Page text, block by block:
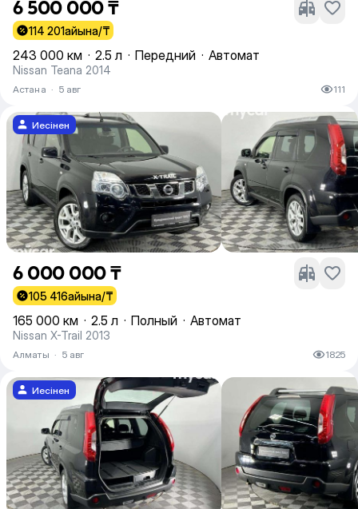
6 500 000 ₸
114 201айына/₸
243 000 км · 2.5 л · Передний · Автомат
Nissan Teana 2014
Астана · 5 авг 111
Иесінен
6 000 000 ₸
105 416айына/₸
165 000 км · 2.5 л · Полный · Автомат
Nissan X-Trail 2013
Алматы · 5 авг 1825
Иесінен